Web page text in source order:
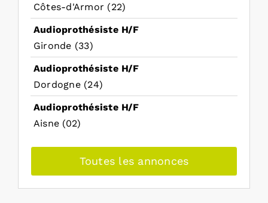
Côtes-d'Armor (22)
Audioprothésiste H/F
Gironde (33)
Audioprothésiste H/F
Dordogne (24)
Audioprothésiste H/F
Aisne (02)
Toutes les annonces